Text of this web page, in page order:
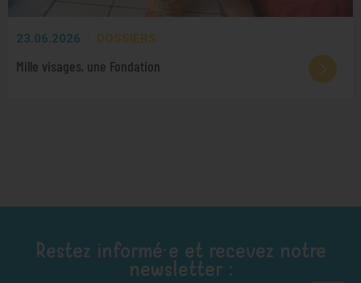
23.06.2026 DOSSIERS
Mille visages, une Fondation
Restez informé·e et recevez notre
newsletter :